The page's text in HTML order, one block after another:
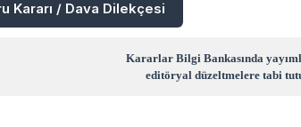
Kararı / Dava Dilekçesi
Kararlar Bilgi Bankasında
editöryal düzeltmelere tabi